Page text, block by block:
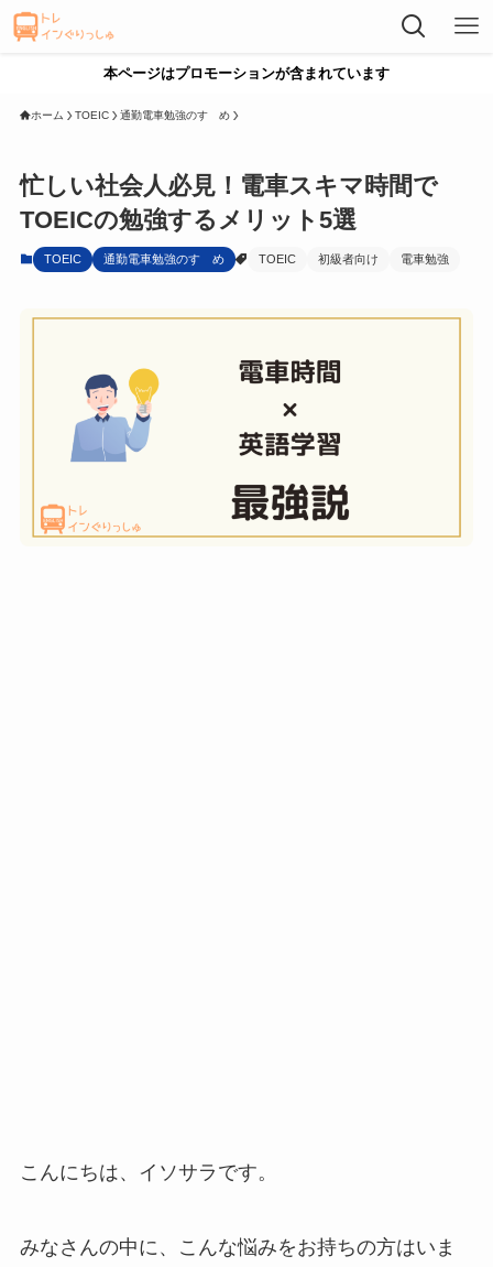
本ページはプロモーションが含まれています
ホーム TOEIC 通勤電車勉強のすゝめ
忙しい社会人必見！電車スキマ時間で
TOEICの勉強するメリット5選
TOEIC 通勤電車勉強のすゝめ TOEIC 初級者向け 電車勉強
こんにちは、イソサラです。
みなさんの中に、こんな悩みをお持ちの方はいま